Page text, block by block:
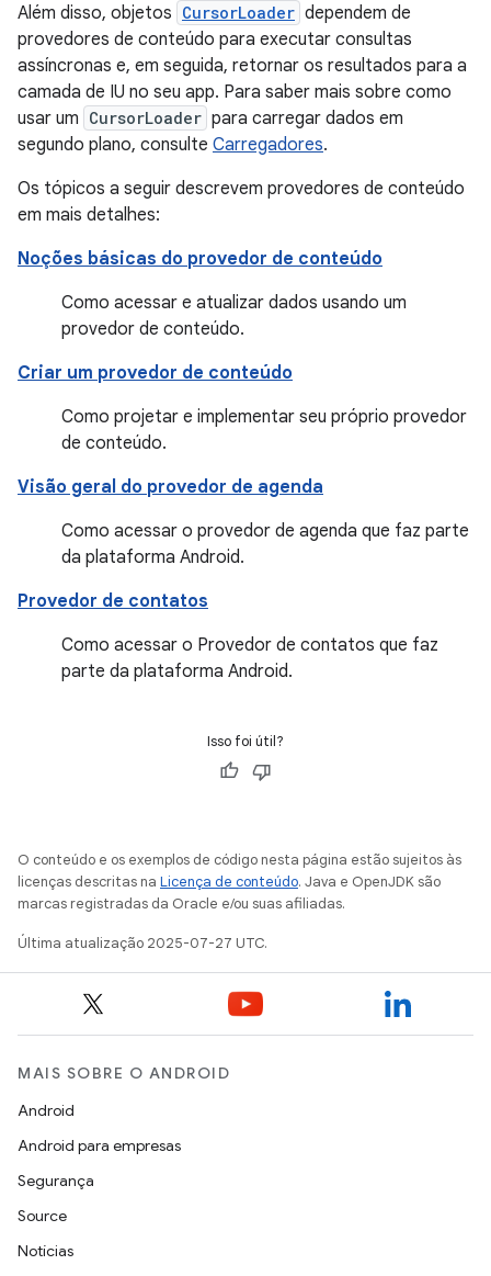
Além disso, objetos CursorLoader dependem de
provedores de conteúdo para executar consultas
assíncronas e, em seguida, retornar os resultados para a
camada de IU no seu app. Para saber mais sobre como
usar um CursorLoader para carregar dados em
segundo plano, consulte Carregadores.
Os tópicos a seguir descrevem provedores de conteúdo
em mais detalhes:
Noções básicas do provedor de conteúdo
Como acessar e atualizar dados usando um
provedor de conteúdo.
Criar um provedor de conteúdo
Como projetar e implementar seu próprio provedor
de conteúdo.
Visão geral do provedor de agenda
Como acessar o provedor de agenda que faz parte
da plataforma Android.
Provedor de contatos
Como acessar o Provedor de contatos que faz
parte da plataforma Android.
Isso foi útil?
O conteúdo e os exemplos de código nesta página estão sujeitos às
licenças descritas na Licença de conteúdo. Java e OpenJDK são
marcas registradas da Oracle e/ou suas afiliadas.
Última atualização 2025-07-27 UTC.
MAIS SOBRE O ANDROID
Android
Android para empresas
Segurança
Source
Notícias